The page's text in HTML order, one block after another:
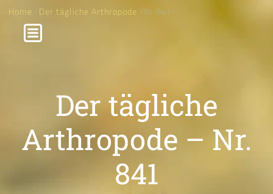
Home /Der tägliche Arthropode / Nr. 841
Der tägliche
Arthropode – Nr.
841